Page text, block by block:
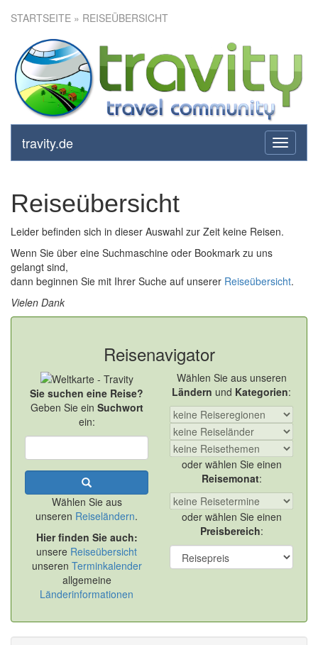
STARTSEITE » REISEÜBERSICHT
toggle
travity.de
Reiseübersicht
Leider befinden sich in dieser Auswahl zur Zeit keine Reisen.
Wenn Sie über eine Suchmaschine oder Bookmark zu uns
gelangt sind,
dann beginnen Sie mit Ihrer Suche auf unserer Reiseübersicht.
Vielen Dank
Reisenavigator
Sie suchen eine Reise?
Geben Sie ein Suchwort
ein:
Wählen Sie aus
unseren Reiseländern.
Hier finden Sie auch:
unsere Reiseübersicht
unseren Terminkalender
allgemeine
Länderinformationen
Wählen Sie aus unseren
Ländern und Kategorien:
oder wählen Sie einen
Reisemonat:
oder wählen Sie einen
Preisbereich: